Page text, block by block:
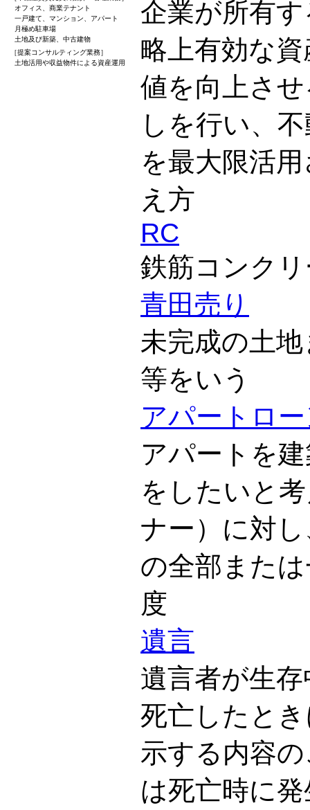
企業が所有
略上有効な
値を向上さ
しを行い、
を最大限活
え方
RC
鉄筋コンク
青田売り
未完成の土
等をいう
アパートロ
アパートを
をしたいと
ナー）に対
の全部また
度
遺言
遺言者が生
死亡したと
示する内容
は死亡時に
オフィス、商業テナント
一戸建て、マンション、アパート
月極め駐車場
土地及び新築、中古建物
［提案コンサルティング業務］
土地活用や収益物件による資産運用